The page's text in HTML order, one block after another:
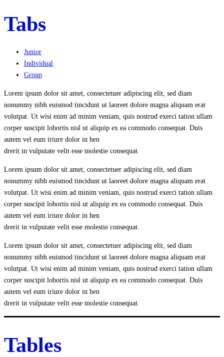
Tabs
Junior
Individual
Group
Lorem ipsum dolor sit amet, consectetuer adipiscing elit, sed diam
nonummy nibh euismod tincidunt ut laoreet dolore magna aliquam erat
volutpat. Ut wisi enim ad minim veniam, quis nostrud exerci tation ullam
corper suscipit lobortis nisl ut aliquip ex ea commodo consequat. Duis
autem vel eum iriure dolor in hen
drerit in vulputate velit esse molestie consequat.
Lorem ipsum dolor sit amet, consectetuer adipiscing elit, sed diam
nonummy nibh euismod tincidunt ut laoreet dolore magna aliquam erat
volutpat. Ut wisi enim ad minim veniam, quis nostrud exerci tation ullam
corper suscipit lobortis nisl ut aliquip ex ea commodo consequat. Duis
autem vel eum iriure dolor in hen
drerit in vulputate velit esse molestie consequat.
Lorem ipsum dolor sit amet, consectetuer adipiscing elit, sed diam
nonummy nibh euismod tincidunt ut laoreet dolore magna aliquam erat
volutpat. Ut wisi enim ad minim veniam, quis nostrud exerci tation ullam
corper suscipit lobortis nisl ut aliquip ex ea commodo consequat. Duis
autem vel eum iriure dolor in hen
drerit in vulputate velit esse molestie consequat.
Tables